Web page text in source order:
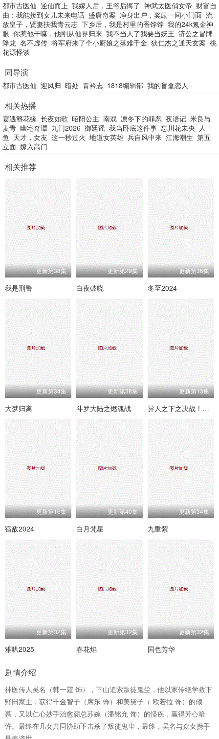
都市古医仙 逆仙而上 我嫁人后，王爷后悔了 神武太医俏女帝 财富自
由：我能接到女儿未来电话 盛唐奇案 净身出户，奖励一间小门面 流
放皇子，贤妻扶我青云志 下乡后，我是村里的香饽饽 我的24k氪金神
眼 你惹他干嘛，他刚从仙界归来 我不当人了我要当妖王 济公之冒牌
降龙 名不虚传 将军府来了个小厨娘之落难千金 狄仁杰之通天玄案 桃
花源怪谈
同导演
都市古医仙 迎凤归 暗处 青衿志 1818编辑部 我的盲盒恋人
相关热播
宴遇簪花缘 长夜如歌 昭阳公主 南戏 凛冬下的罪恶 夜语记 米良与
麦青 幽宅奇谭 九门2026 御廷谣 我当卧底这件事 忘川花未央 人
鱼 天才，女友 这一秒过火 地道女英雄 兵自风中来 江海潮生 第五
立面 嫁入高门
相关推荐
更新第38集
我是刑警
更新第29集
白夜破晓
更新第36集
冬至2024
更新第34集
大梦归离
更新第38集
斗罗大陆之燃魂战
更新第13集
异人之下之决战！碧游村
更新第16集
宿敌2024
更新第40集
白月梵星
更新第34集
九重紫
更新第32集
难哄2025
更新第32集
春花焰
更新第32集
国色芳华
剧情介绍
神医传人吴名（韩一霆 饰），下山追索叛徒鬼尘，他以家传绝学救下
野田家主，获得千金智子（席乐 饰）和美黛子（ 欧若拉 饰）的倾
慕，又以仁心妙手治愈霸总苏婉（潘铭允 饰）的怪疾，赢得芳心暗
许。最终在几女共同协助下击杀了叛徒鬼尘，最终，吴名与众女携手